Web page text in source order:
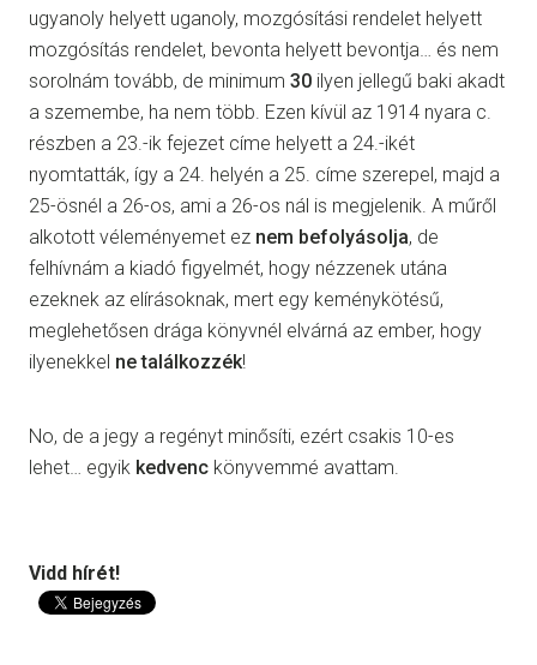
ugyanoly helyett uganoly, mozgósítási rendelet helyett
mozgósítás rendelet, bevonta helyett bevontja… és nem
sorolnám tovább, de minimum 30 ilyen jellegű baki akadt
a szemembe, ha nem több. Ezen kívül az 1914 nyara c.
részben a 23.-ik fejezet címe helyett a 24.-ikét
nyomtatták, így a 24. helyén a 25. címe szerepel, majd a
25-ösnél a 26-os, ami a 26-os nál is megjelenik. A műről
alkotott véleményemet ez nem befolyásolja, de
felhívnám a kiadó figyelmét, hogy nézzenek utána
ezeknek az elírásoknak, mert egy keménykötésű,
meglehetősen drága könyvnél elvárná az ember, hogy
ilyenekkel ne találkozzék!
No, de a jegy a regényt minősíti, ezért csakis 10-es
lehet… egyik kedvenc könyvemmé avattam.
Vidd hírét!